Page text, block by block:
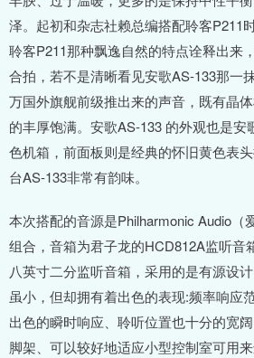
泽。起初和杂志社赖总编搭配聆客P211
聆客P211那种飘逸自然的特点诠释出来
合拍，若不是清晰看见安歌AS-133那一
万国外旗舰前级推出来的声音，既有晶
的丰厚饱满。安歌AS-133 的外观也是
色机箱，前面板则是经典的怀旧黄色表
台AS-133非常有韵味。
本次搭配的音源是Philharmonic Audio（
组合，音箱为君子龙的HCD812A监听音
八英寸二分监听音箱，采用的是有源设
虽小，但却拥有着出色的表现:频率响应
出色的瞬时响应、聆听位置也十分的宽
脚架、可以较好地适应小型控制室可用